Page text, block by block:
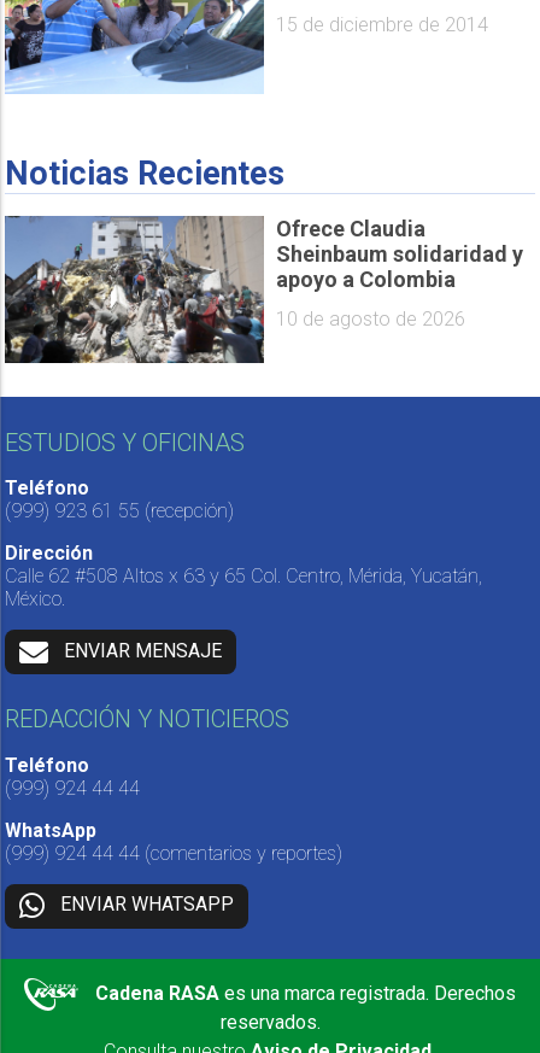
15 de diciembre de 2014
Noticias Recientes
Ofrece Claudia
Sheinbaum solidaridad y
apoyo a Colombia
10 de agosto de 2026
ESTUDIOS Y OFICINAS
Teléfono
(999) 923 61 55 (recepción)
Dirección
Calle 62 #508 Altos x 63 y 65 Col. Centro, Mérida, Yucatán,
México.
ENVIAR MENSAJE
REDACCIÓN Y NOTICIEROS
Teléfono
(999) 924 44 44
WhatsApp
(999) 924 44 44 (comentarios y reportes)
ENVIAR WHATSAPP
Cadena RASA es una marca registrada. Derechos
reservados.